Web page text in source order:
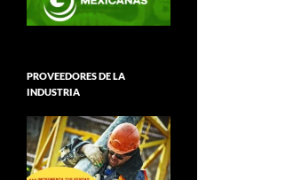
PROVEEDORES DE LA
INDUSTRIA